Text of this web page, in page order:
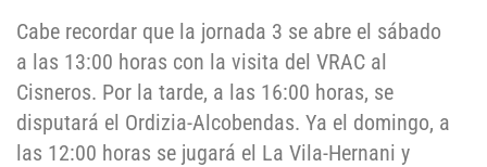
Cabe recordar que la jornada 3 se abre el sábado
a las 13:00 horas con la visita del VRAC al
Cisneros. Por la tarde, a las 16:00 horas, se
disputará el Ordizia-Alcobendas. Ya el domingo, a
las 12:00 horas se jugará el La Vila-Hernani y